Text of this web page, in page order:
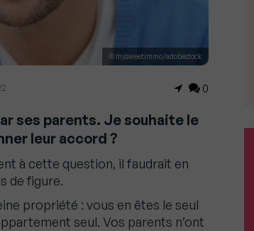
© mysweetimmo/adobestock
0
ses parents. Je souhaite le
leur accord ?
à cette question, il faudrait en
de figure.
propriété : vous en êtes le seul
seul. Vos parents n’ont